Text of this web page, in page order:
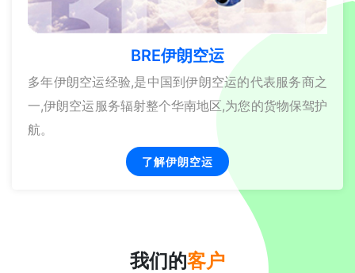
BRE伊朗空运
多年伊朗空运经验,是中国到伊朗空运的代表服务商之
一,伊朗空运服务辐射整个华南地区,为您的货物保驾护
航。
了解伊朗空运
我们的客户